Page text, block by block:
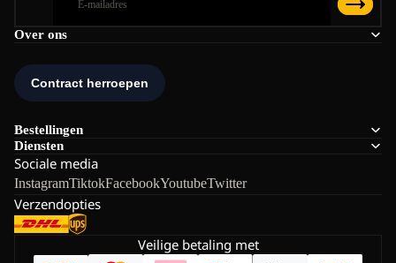
Over ons
Bestellingen
Diensten
Sociale media
InstagramTiktokFacebookYoutubeTwitter
Verzendopties
Veilige betaling met